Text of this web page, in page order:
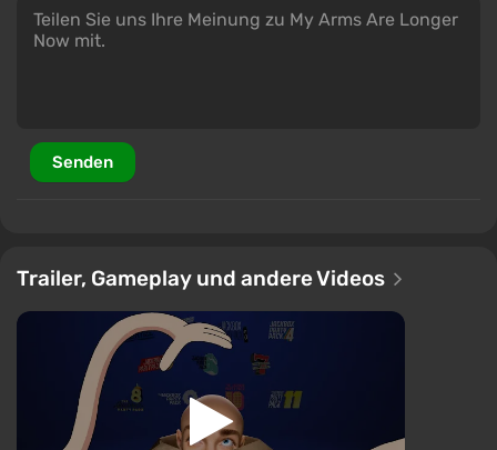
Senden
Trailer, Gameplay und andere Videos